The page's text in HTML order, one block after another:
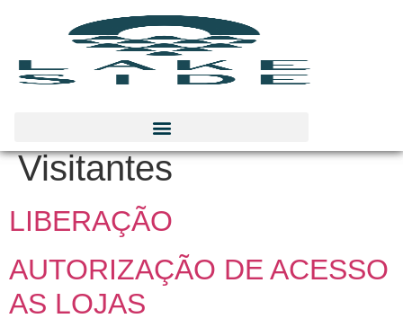
Pergunta / Assunto:
Visitantes
LIBERAÇÃO
AUTORIZAÇÃO DE ACESSO
AS LOJAS